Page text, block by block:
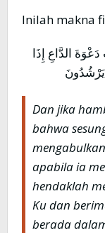
Inilah makna
الدَّاعِ إِذَا
يَرْشُدُونَ
Dan jika
bahwa
apabila ia
hendaklah
Ku dan
berada